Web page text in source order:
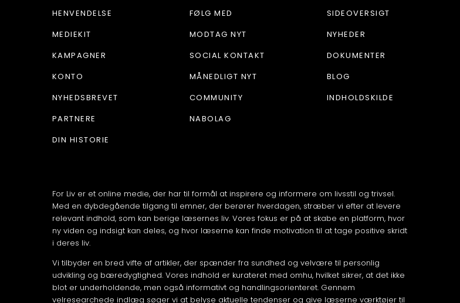
For Liv er et online medie, der har til formål at inspirere og informere om livsstil og trivsel.
Med en dybdegående tilgang til emner, der berører hverdagen, stræber vi efter at levere
relevant indhold, som kan berige læsernes liv. Vores fokus er på at skabe en platform, hvor
ny viden og indsigt kan deles, og hvor læserne kan finde motivation til at tage positive skridt
i deres liv.
Vi tilbyder en bred vifte af artikler, der spænder fra sundhed og velvære til personlig
udvikling og bæredygtighed. Vores indhold er kurateret med omhu, hvilket sikrer, at det ikke
blot er underholdende, men også informativt og handlingsorienteret. Gennem
velresearchede indlæg søger vi at belyse aktuelle tendenser og give læserne værktøjer til
HENVENDELSE
MEDIEKIT
KAMPAGNER
KONTO
NYHEDSBREVET
PARTNERE
DIN HISTORIE
FØLG MED
MODTAG NYT
SOCIAL KONTAKT
MÅNEDLIGT NYT
COMMUNITY
NABOLAG
SIDEOVERSIGT
NYHEDER
DOKUMENTER
BLOG
INDHOLDSKILDE